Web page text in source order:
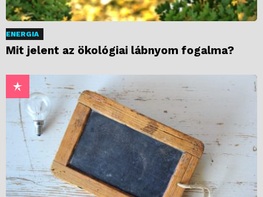
ENERGIA
Mit jelent az ökológiai lábnyom fogalma?